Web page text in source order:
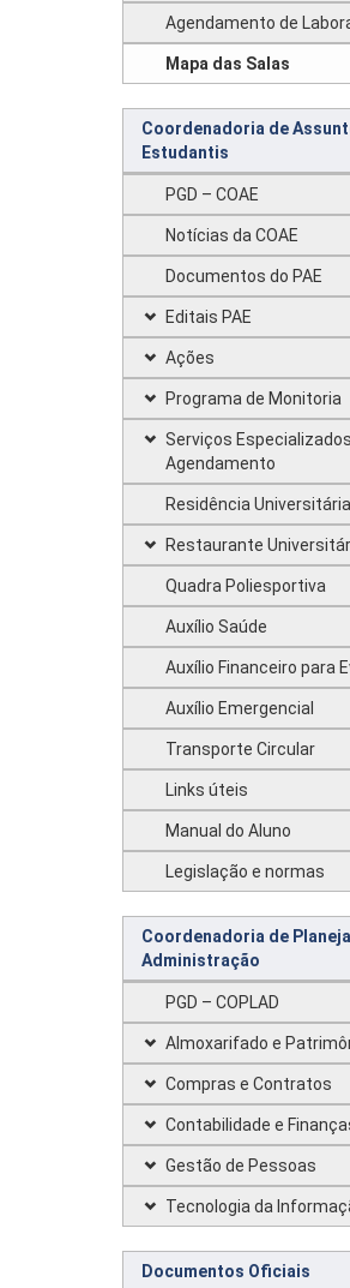
Agendamento de
Mapa das Salas
Coordenadoria de
Estudantis
PGD – COAE
Notícias da COAE
Documentos do PAE
Editais PAE
Ações
Programa de Monitoria
Serviços
Agendamento
Residência Universitária
Restaurante
Quadra Poliesportiva
Auxílio Saúde
Auxílio Financeiro para
Auxílio Emergencial
Transporte Circular
Links úteis
Manual do Aluno
Legislação e normas
Coordenadoria de
Administração
PGD – COPLAD
Almoxarifado e
Compras e Contratos
Contabilidade e
Gestão de Pessoas
Tecnologia da
Documentos Oficiais